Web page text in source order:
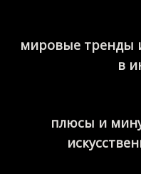
мировые тренды
в
плюсы и